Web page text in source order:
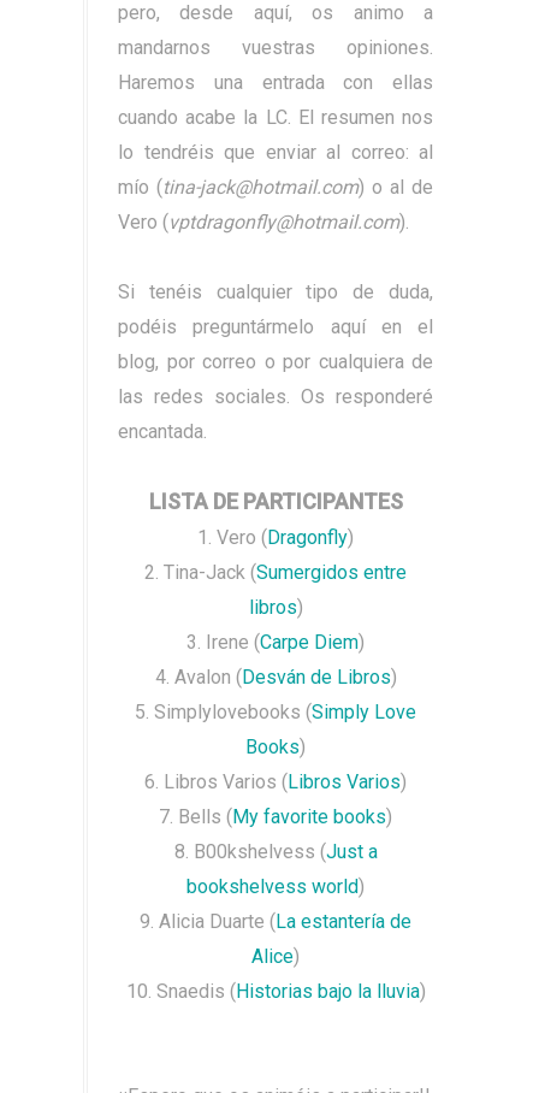
pero, desde aquí, os animo a
mandarnos vuestras opiniones.
Haremos una entrada con ellas
cuando acabe la LC. El resumen nos
lo tendréis que enviar al correo: al
mío (tina-jack@hotmail.com) o al de
Vero (vptdragonfly@hotmail.com).
Si tenéis cualquier tipo de duda,
podéis preguntármelo aquí en el
blog, por correo o por cualquiera de
las redes sociales. Os responderé
encantada.
LISTA DE PARTICIPANTES
1. Vero ( Dragonfly)
2. Tina-Jack (Sumergidos entre
libros)
3. Irene (Carpe Diem)
4. Avalon ( Desván de Libros)
5. Simplylovebooks (Simply Love
Books)
6. Libros Varios ( Libros Varios)
7. Bells ( My favorite books)
8. B00kshelvess (Just a
bookshelvess world)
9. Alicia Duarte ( La estantería de
Alice)
10. Snaedis ( Historias bajo la lluvia)